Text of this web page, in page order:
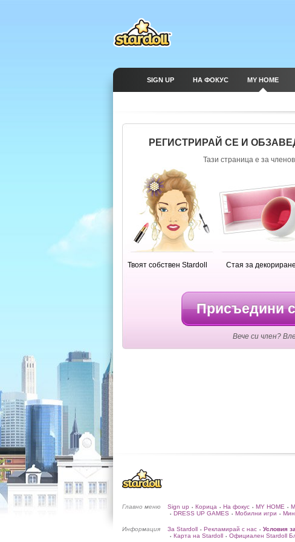
SIGN UP НА ФОКУС MY HOME
РЕГИСТРИРАЙ СЕ И
Тази страница е за
Твоят собствен Stardoll Стая за
Присъедини
Вече си член?
Главно меню Sign up • Корица • На фокус • MY HOME •
• DRESS UP GAMES • Мобилни игри •
Информация За Stardoll • Рекламирай с нас • Условия
• Карта на Stardoll • Официален Stardoll